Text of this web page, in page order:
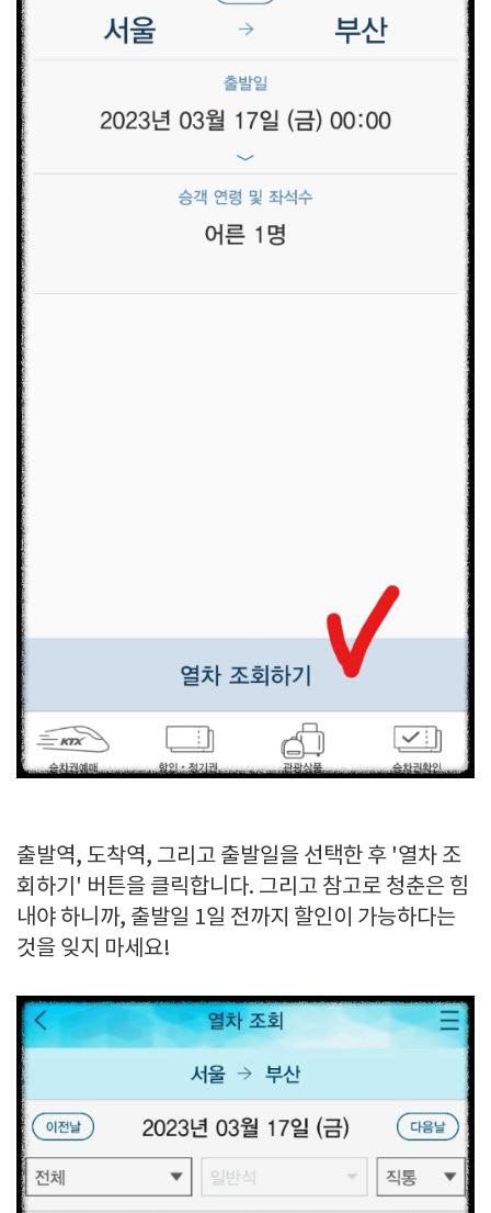
출발역, 도착역, 그리고 출발일을 선택한 후 '열차 조
회하기' 버튼을 클릭합니다. 그리고 참고로 청춘은 힘
내야 하니까, 출발일 1일 전까지 할인이 가능하다는
것을 잊지 마세요!